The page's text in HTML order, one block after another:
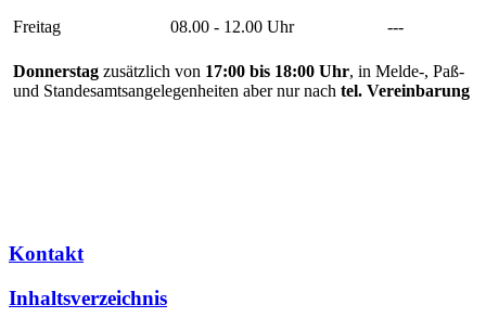
Freitag 08.00 - 12.00 Uhr ---
Donnerstag zusätzlich von 17:00 bis 18:00 Uhr, in Melde-, Paß-
und Standesamtsangelegenheiten aber nur nach tel. Vereinbarung
Kontakt
Inhaltsverzeichnis